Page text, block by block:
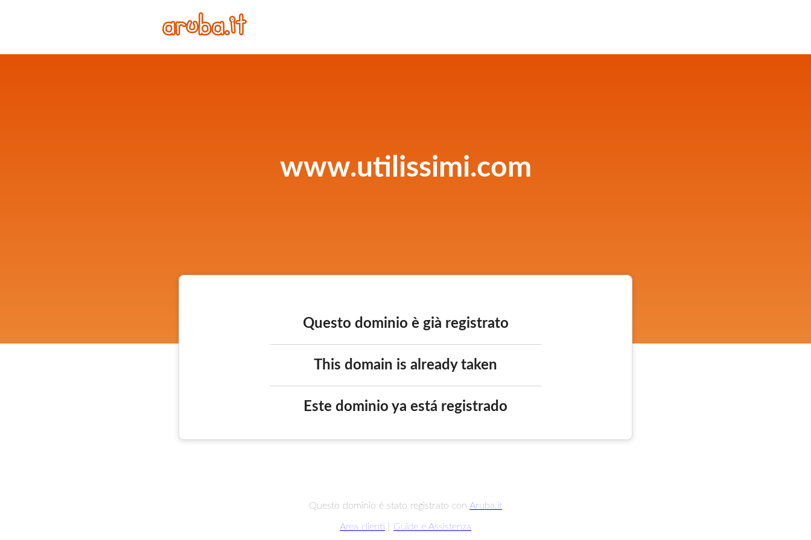
www.utilissimi.com
Questo dominio è già registrato
This domain is already taken
Este dominio ya está registrado
Questo dominio è stato registrato con Aruba.it
Area clienti Guide e Assistenza